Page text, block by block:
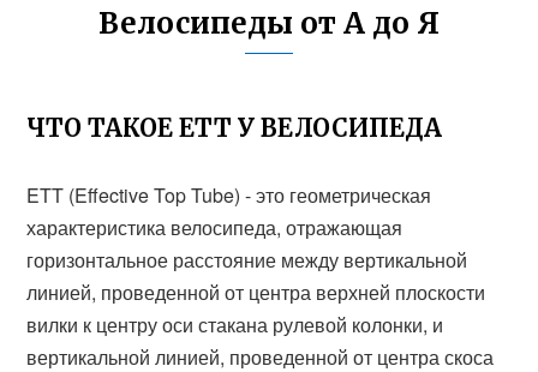
Велосипеды от А до Я
ЧТО ТАКОЕ ETT У ВЕЛОСИПЕДА
ETT (Effective Top Tube) - это геометрическая
характеристика велосипеда, отражающая
горизонтальное расстояние между вертикальной
линией, проведенной от центра верхней плоскости
вилки к центру оси стакана рулевой колонки, и
вертикальной линией, проведенной от центра скоса